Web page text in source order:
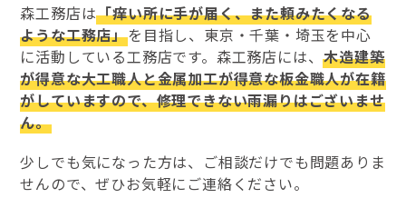
森工務店は「痒い所に手が届く、また頼みたくなる
ような工務店」を目指し、東京・千葉・埼玉を中心
に活動している工務店です。森工務店には、木造建築
が得意な大工職人と金属加工が得意な板金職人が在籍
がしていますので、修理できない雨漏りはございませ
ん。
少しでも気になった方は、ご相談だけでも問題ありま
せんので、ぜひお気軽にご連絡ください。